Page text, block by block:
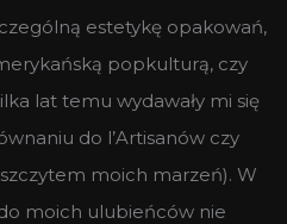
estetykę opakowań,
popkulturą, czy
lat temu wydawały mi się
do l’Artisanów czy
moich marzeń). W
moich ulubieńców nie